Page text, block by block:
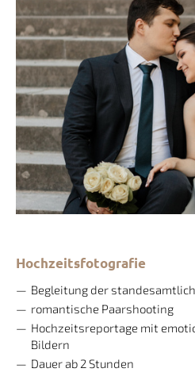
Hochzeitsfotografie
Begleitung der
romantische Paarshooting
Hochzeitsreportage mit
Bildern
Dauer ab 2 Stunden